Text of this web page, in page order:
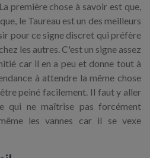
première chose à savoir est que,
le Taureau est un des meilleurs
pour ce signe discret qui préfère
les autres. C'est un signe assez
car il en a peu et donne tout à
à attendre la même chose
peiné facilement. Il faut y aller
qui ne maîtrise pas forcément
les vannes car il se vexe